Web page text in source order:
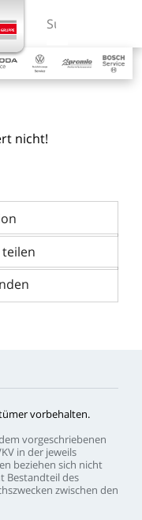
Suchbegriff
nicht!
vorbehalten.
vorgeschriebenen
in der jeweils
beziehen sich nicht
Bestandteildes
zwischen den